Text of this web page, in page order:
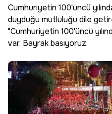
Cumhuriyetin 100'üncü
duyduğu mutluluğu dile
"Cumhuriyetin 100'üncü
var. Bayrak basıyoruz.